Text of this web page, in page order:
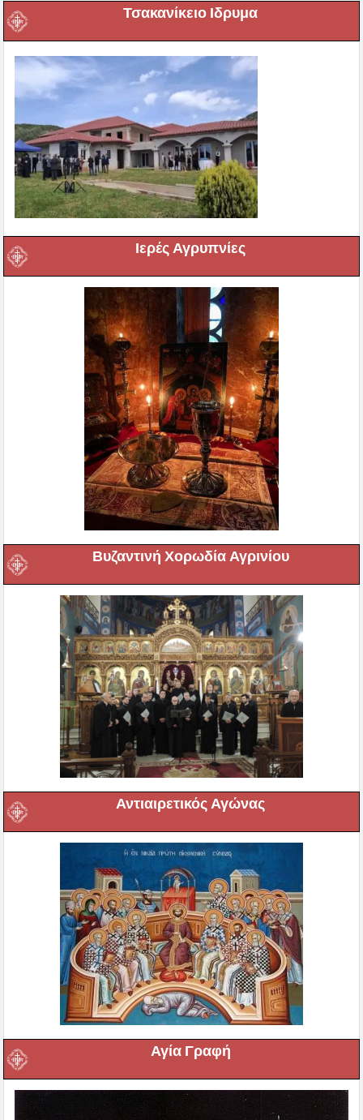
Τσακανίκειο Ιδρυμα
Ιερές Αγρυπνίες
Βυζαντινή Χορωδία Αγρινίου
Αντιαιρετικός Αγώνας
Αγία Γραφή